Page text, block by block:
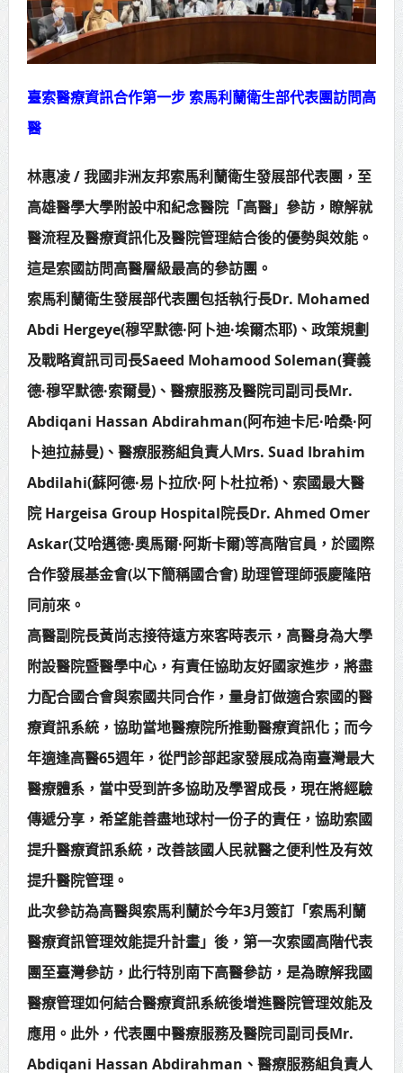
高雄「三民運動中心」市長陳其
邁、運動部長李洋各界貴賓共同揭幕
高雄東照山關帝廟全國國中小學書
法比賽 圓滿落幕
不對稱戰力
蔣萬安再拋出「倒閣說」 喊推陳其
邁組閣
賴總統肯定「金唐獎」得獎者及入
圍者 允諾完善支持體系
臺索醫療資訊合作第一步 索馬利蘭衛生部代表團訪問高
醫
林惠凌 / 我國非洲友邦索馬利蘭衛生發展部代表團，至
高雄醫學大學附設中和紀念醫院「高醫」參訪，瞭解就
醫流程及醫療資訊化及醫院管理結合後的優勢與效能。
這是索國訪問高醫層級最高的參訪團。
索馬利蘭衛生發展部代表團包括執行長Dr. Mohamed
Abdi Hergeye(穆罕默德·阿卜迪·埃爾杰耶)、政策規劃
及戰略資訊司司長Saeed Mohamood Soleman(賽義
德·穆罕默德·索爾曼)、醫療服務及醫院司副司長Mr.
Abdiqani Hassan Abdirahman(阿布迪卡尼·哈桑·阿
卜迪拉赫曼)、醫療服務組負責人Mrs. Suad Ibrahim
Abdilahi(蘇阿德·易卜拉欣·阿卜杜拉希)、索國最大醫
院 Hargeisa Group Hospital院長Dr. Ahmed Omer
Askar(艾哈邁德·奧馬爾·阿斯卡爾)等高階官員，於國際
合作發展基金會(以下簡稱國合會) 助理管理師張慶隆陪
同前來。
高醫副院長黃尚志接待遠方來客時表示，高醫身為大學
附設醫院暨醫學中心，有責任協助友好國家進步，將盡
力配合國合會與索國共同合作，量身訂做適合索國的醫
療資訊系統，協助當地醫療院所推動醫療資訊化；而今
年適逢高醫65週年，從門診部起家發展成為南臺灣最大
醫療體系，當中受到許多協助及學習成長，現在將經驗
傳遞分享，希望能善盡地球村一份子的責任，協助索國
提升醫療資訊系統，改善該國人民就醫之便利性及有效
提升醫院管理。
此次參訪為高醫與索馬利蘭於今年3月簽訂「索馬利蘭
醫療資訊管理效能提升計畫」後，第一次索國高階代表
團至臺灣參訪，此行特別南下高醫參訪，是為瞭解我國
醫療管理如何結合醫療資訊系統後增進醫院管理效能及
應用。此外，代表團中醫療服務及醫院司副司長Mr.
Abdiqani Hassan Abdirahman、醫療服務組負責人